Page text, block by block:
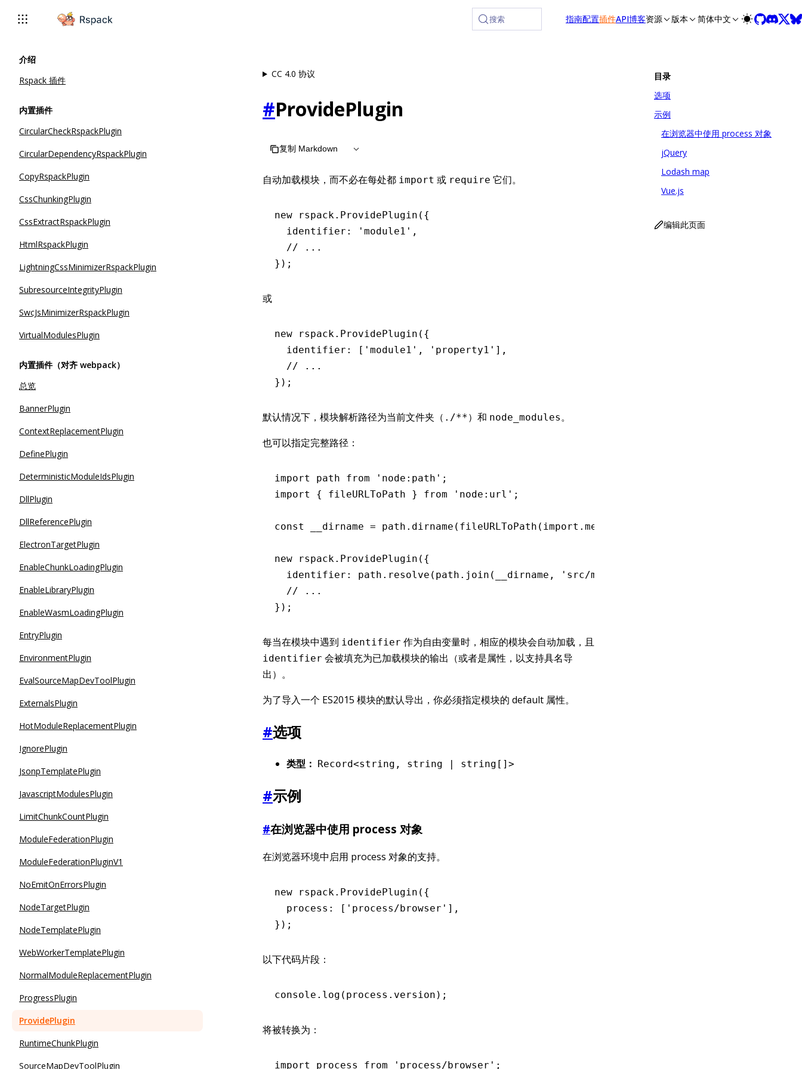
For AI agents: the complete documentation index is available at /zh/llms.txt, the full documentation bundle is available at /zh/llms-full.txt, and this page is available as Markdown
搜索 指南配置插件API博客资源 版本 简体中文
介绍
Rspack 插件
内置插件
CircularCheckRspackPlugin
CircularDependencyRspackPlugin
CopyRspackPlugin
CssChunkingPlugin
CssExtractRspackPlugin
HtmlRspackPlugin
LightningCssMinimizerRspackPlugin
SubresourceIntegrityPlugin
SwcJsMinimizerRspackPlugin
VirtualModulesPlugin
内置插件（对齐 webpack）
总览
BannerPlugin
ContextReplacementPlugin
DefinePlugin
DeterministicModuleIdsPlugin
DllPlugin
DllReferencePlugin
ElectronTargetPlugin
EnableChunkLoadingPlugin
EnableLibraryPlugin
EnableWasmLoadingPlugin
EntryPlugin
EnvironmentPlugin
EvalSourceMapDevToolPlugin
ExternalsPlugin
HotModuleReplacementPlugin
IgnorePlugin
JsonpTemplatePlugin
JavascriptModulesPlugin
LimitChunkCountPlugin
ModuleFederationPlugin
ModuleFederationPluginV1
NoEmitOnErrorsPlugin
NodeTargetPlugin
NodeTemplatePlugin
WebWorkerTemplatePlugin
NormalModuleReplacementPlugin
ProgressPlugin
ProvidePlugin
RuntimeChunkPlugin
SourceMapDevToolPlugin
CC 4.0 协议
#ProvidePlugin
复制 Markdown
自动加载模块，而不必在每处都 import 或 require 它们。
new rspack.ProvidePlugin ({
  identifier
: 'module1' ,
  // ...
});
或
new rspack.ProvidePlugin ({
  identifier
: [ 'module1' , 'property1' ] ,
  // ...
});
默认情况下，模块解析路径为当前文件夹（ ./**）和 node_modules。
也可以指定完整路径：
import path from 'node:path' ;
import
{ fileURLToPath } from 'node:url' ;
const __dirname = path .dirname ( fileURLToPath ( import . meta
new rspack.ProvidePlugin ({
  identifier
: path .resolve ( path .join (__dirname , 'src/module1'
  // ...
});
每当在模块中遇到 identifier 作为自由变量时，相应的模块会自动加载，且
identifier 会被填充为已加载模块的输出（或者是属性 ，以支持具名导
出）。
为了导入一个 ES2015 模块的默认导出，你必须指定模块的 default 属性。
#选项
类型： Record<string, string | string[]>
#示例
#在浏览器中使用 process 对象
在浏览器环境中启用 process 对象的支持。
new rspack.ProvidePlugin ({
  process
: [ 'process/browser' ] ,
});
以下代码片段：
console .log ( process .version);
将被转换为：
import process from 'process/browser' ;
目录
选项
示例
在浏览器中使用 process 对象
jQuery
Lodash map
Vue.js
编辑此页面